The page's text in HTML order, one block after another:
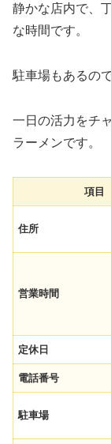
静かな店内で、
な時間です。
駐車場もあるの
一日の活力をチ
ラーメンです。
項目
住所
営業時間
定休日
電話番号
駐車場